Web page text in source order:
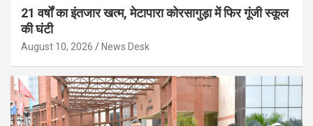
21 वर्षों का इंतजार खत्म, मेटापारा कोरसागुड़ा में फिर गूंजी स्कूल
की घंटी
August 10, 2026 News Desk